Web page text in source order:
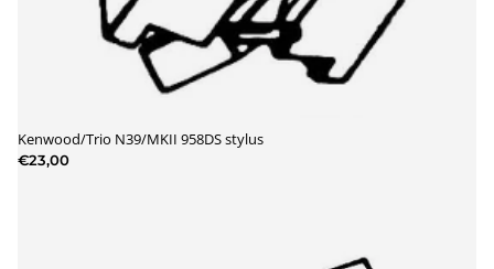
Kenwood/Trio N39/MKII 958DS stylus
€23,00